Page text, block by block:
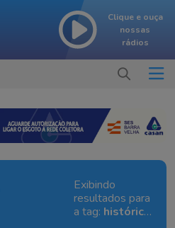
Clique e ouça
nossas
rádios
Exibindo
resultados para
a tag: histórico